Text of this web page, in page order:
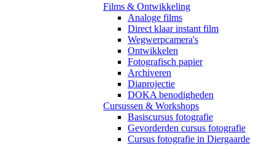
Films & Ontwikkeling
Analoge films
Direct klaar instant film
Wegwerpcamera's
Ontwikkelen
Fotografisch papier
Archiveren
Diaprojectie
DOKA benodigheden
Cursussen & Workshops
Basiscursus fotografie
Gevorderden cursus fotografie
Cursus fotografie in Diergaarde